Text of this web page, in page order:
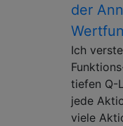
der
Ich
tiefen Q-
jede
viele